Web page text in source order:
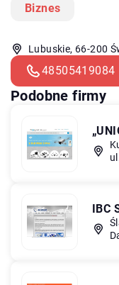
Biznes
Lubuskie, 66-200
48505419084
Podobne firmy
IBC